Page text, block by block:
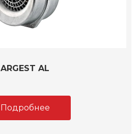
ARGEST AL
Подробнее